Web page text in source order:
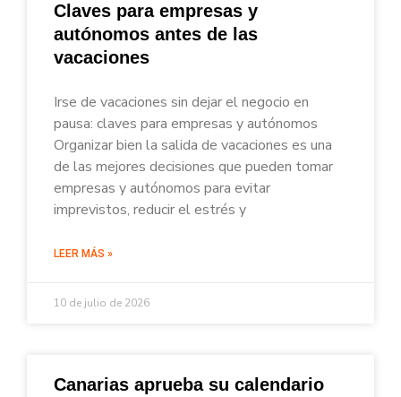
Claves para empresas y
autónomos antes de las
vacaciones
Irse de vacaciones sin dejar el negocio en
pausa: claves para empresas y autónomos
Organizar bien la salida de vacaciones es una
de las mejores decisiones que pueden tomar
empresas y autónomos para evitar
imprevistos, reducir el estrés y
LEER MÁS »
10 de julio de 2026
Canarias aprueba su calendario